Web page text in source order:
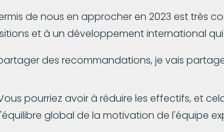
de nous en approcher en 2023 est très
et à un développement international
des recommandations, je vais
pourriez avoir à réduire les effectifs, et
global de la motivation de l'équipe